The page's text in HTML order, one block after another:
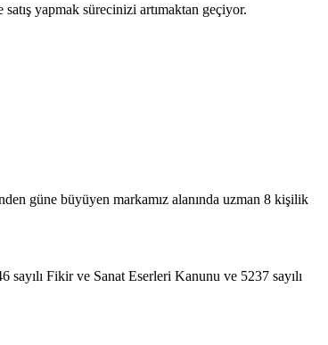
yapmak sürecinizi artımaktan geçiyor.
güne büyüyen markamız alanında uzman 8 kişilik
sayılı Fikir ve Sanat Eserleri Kanunu ve 5237 sayılı